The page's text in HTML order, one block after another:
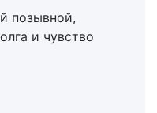
позывной,
и чувство